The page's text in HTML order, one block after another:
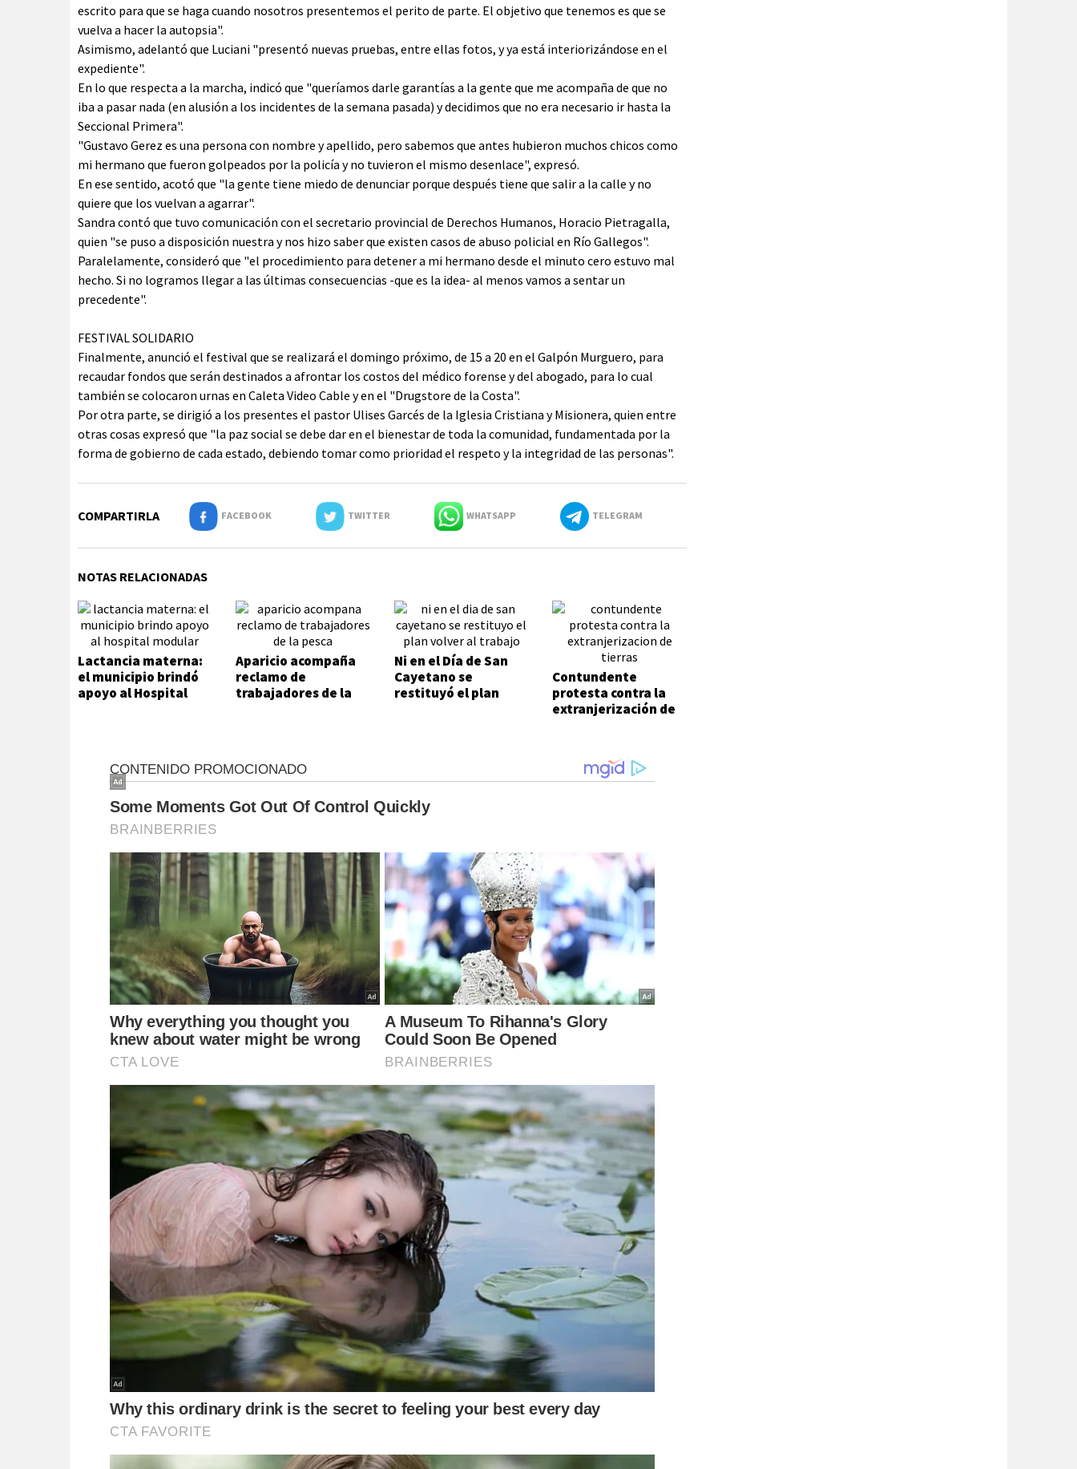
escrito para que se haga cuando nosotros presentemos el perito de parte. El objetivo que tenemos es que se
vuelva a hacer la autopsia".
Asimismo, adelantó que Luciani "presentó nuevas pruebas, entre ellas fotos, y ya está interiorizándose en el
expediente".
En lo que respecta a la marcha, indicó que "queríamos darle garantías a la gente que me acompaña de que no
iba a pasar nada (en alusión a los incidentes de la semana pasada) y decidimos que no era necesario ir hasta la
Seccional Primera".
"Gustavo Gerez es una persona con nombre y apellido, pero sabemos que antes hubieron muchos chicos como
mi hermano que fueron golpeados por la policía y no tuvieron el mismo desenlace", expresó.
En ese sentido, acotó que "la gente tiene miedo de denunciar porque después tiene que salir a la calle y no
quiere que los vuelvan a agarrar".
Sandra contó que tuvo comunicación con el secretario provincial de Derechos Humanos, Horacio Pietragalla,
quien "se puso a disposición nuestra y nos hizo saber que existen casos de abuso policial en Río Gallegos".
Paralelamente, consideró que "el procedimiento para detener a mi hermano desde el minuto cero estuvo mal
hecho. Si no logramos llegar a las últimas consecuencias -que es la idea- al menos vamos a sentar un
precedente".
FESTIVAL SOLIDARIO
Finalmente, anunció el festival que se realizará el domingo próximo, de 15 a 20 en el Galpón Murguero, para
recaudar fondos que serán destinados a afrontar los costos del médico forense y del abogado, para lo cual
también se colocaron urnas en Caleta Video Cable y en el "Drugstore de la Costa".
Por otra parte, se dirigió a los presentes el pastor Ulises Garcés de la Iglesia Cristiana y Misionera, quien entre
otras cosas expresó que "la paz social se debe dar en el bienestar de toda la comunidad, fundamentada por la
forma de gobierno de cada estado, debiendo tomar como prioridad el respeto y la integridad de las personas".
COMPARTIRLA FACEBOOK TWITTER WHATSAPP TELEGRAM
NOTAS RELACIONADAS
Lactancia materna:
el municipio brindó
apoyo al Hospital
Aparicio acompaña
reclamo de
trabajadores de la
Ni en el Día de San
Cayetano se
restituyó el plan
Contundente
protesta contra la
extranjerización de